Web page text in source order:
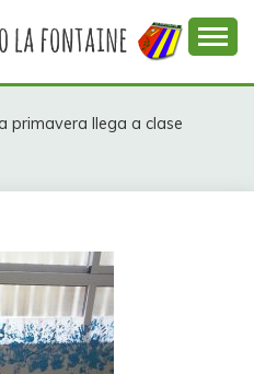
LA
primavera llega a clase